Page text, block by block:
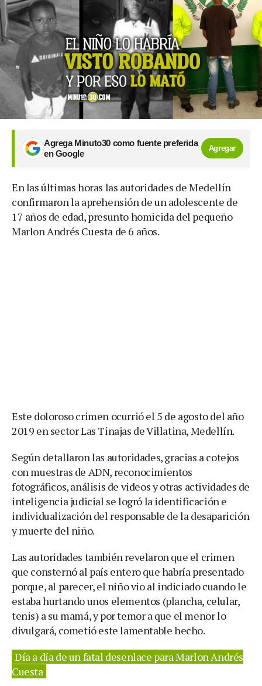
Agrega Minuto30 como fuente preferida
en Google
Agregar
En las últimas horas las autoridades de Medellín
confirmaron la aprehensión de un adolescente de
17 años de edad, presunto homicida del pequeño
Marlon Andrés Cuesta de 6 años.
Este doloroso crimen ocurrió el 5 de agosto del año
2019 en sector Las Tinajas de Villatina, Medellín.
Según detallaron las autoridades, gracias a cotejos
con muestras de ADN, reconocimientos
fotográficos, análisis de videos y otras actividades de
inteligencia judicial se logró la identificación e
individualización del responsable de la desaparición
y muerte del niño.
Las autoridades también revelaron que el crimen
que consternó al país entero que habría presentado
porque, al parecer, el niño vio al indiciado cuando le
estaba hurtando unos elementos (plancha, celular,
tenis) a su mamá, y por temor a que el menor lo
divulgará, cometió este lamentable hecho.
Día a día de un fatal desenlace para Marlon Andrés
Cuesta